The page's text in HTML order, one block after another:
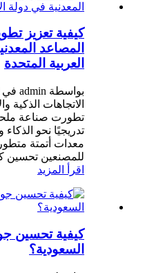
كيفية تعزيز
المصاعد
العربية المتحدة
بواسطة admin في 24-08-03
الاتجاهات الذكية
تطورت صناعة
تدريجيًا نحو
معدات أتمتة
للمصنعين تحسين
اقرأ المزيد
كيفية تحسين
السعودية؟